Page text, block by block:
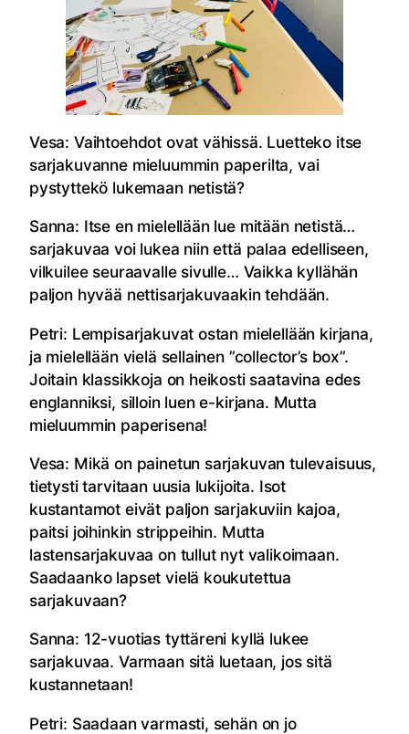
Vesa: Vaihtoehdot ovat vähissä. Luetteko itse
sarjakuvanne mieluummin paperilta, vai
pystyttekö lukemaan netistä?
Sanna: Itse en mielellään lue mitään netistä…
sarjakuvaa voi lukea niin että palaa edelliseen,
vilkuilee seuraavalle sivulle… Vaikka kyllähän
paljon hyvää nettisarjakuvaakin tehdään.
Petri: Lempisarjakuvat ostan mielellään kirjana,
ja mielellään vielä sellainen ”collector’s box”.
Joitain klassikkoja on heikosti saatavina edes
englanniksi, silloin luen e-kirjana. Mutta
mieluummin paperisena!
Vesa: Mikä on painetun sarjakuvan tulevaisuus,
tietysti tarvitaan uusia lukijoita. Isot
kustantamot eivät paljon sarjakuviin kajoa,
paitsi joihinkin strippeihin. Mutta
lastensarjakuvaa on tullut nyt valikoimaan.
Saadaanko lapset vielä koukutettua
sarjakuvaan?
Sanna: 12-vuotias tyttäreni kyllä lukee
sarjakuvaa. Varmaan sitä luetaan, jos sitä
kustannetaan!
Petri: Saadaan varmasti, sehän on jo